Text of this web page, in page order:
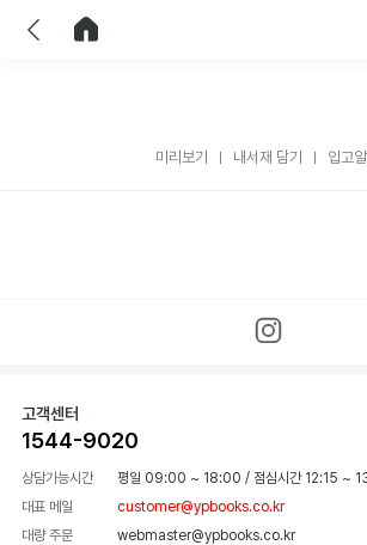
미리보기 내서재 담기 입고
고객센터
1544-9020
상담가능시간 평일 09:00 ~ 18:00 / 점심시간 12:15 ~
대표 메일
customer@ypbooks.co.kr
대량 주문
webmaster@ypbooks.co.kr